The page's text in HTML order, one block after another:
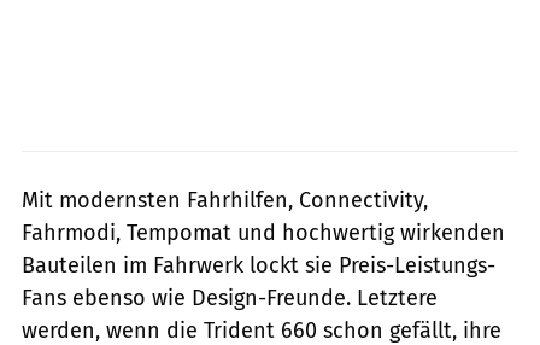
Mit modernsten Fahrhilfen, Connectivity,
Fahrmodi, Tempomat und hochwertig wirkenden
Bauteilen im Fahrwerk lockt sie Preis-Leistungs-
Fans ebenso wie Design-Freunde. Letztere
werden, wenn die Trident 660 schon gefällt, ihre